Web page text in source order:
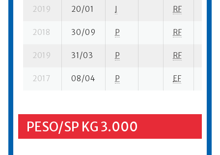
2019 20/01 I RF
2018 30/09 P RF
2019 31/03 P RF
2017 08/04 P EF
PESO/SP KG 3.000